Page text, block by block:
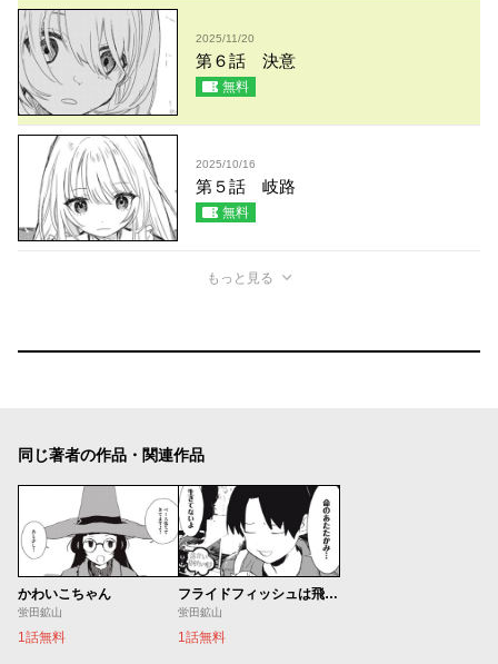
2025/11/20
第６話 決意
無料
2025/10/16
第５話 岐路
無料
もっと見る
同じ著者の作品・関連作品
かわいこちゃん
蛍田鉱山
1話無料
フライドフィッシュは飛ぶフィッシュ
蛍田鉱山
1話無料